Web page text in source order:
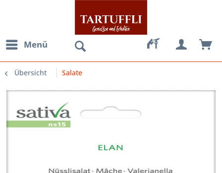
Menü
Übersicht Salate